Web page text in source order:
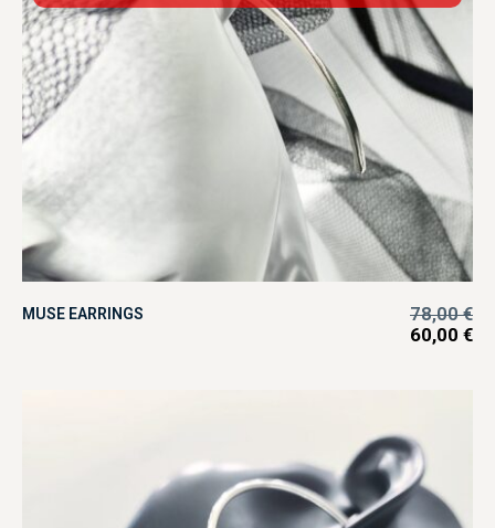
MUSE EARRINGS 78,00€
60,00 €